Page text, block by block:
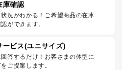
庫確認
況がわかる！ご希望商品の在庫
ができます。
ービス(ユニサイズ)
答するだけ！お客さまの体型に
ご提案します。